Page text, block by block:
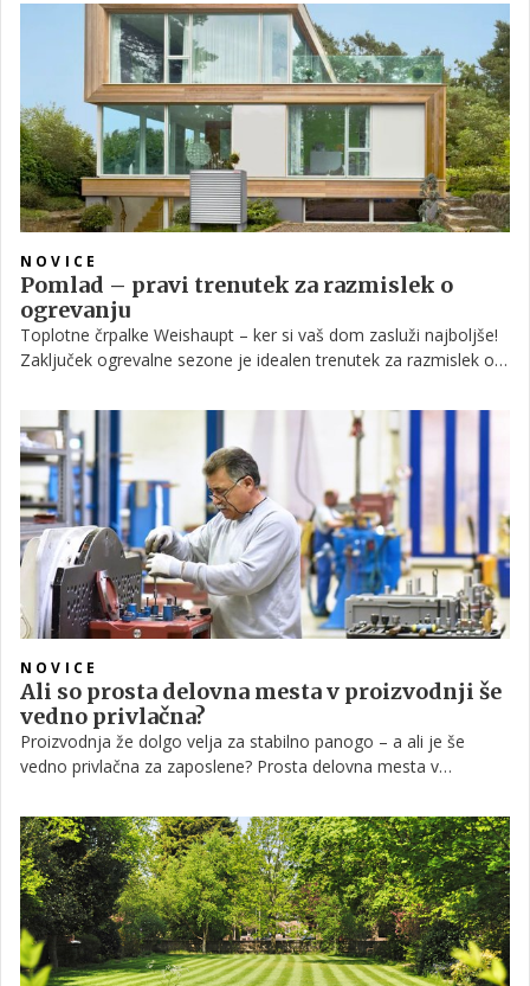
NOVICE
Pomlad – pravi trenutek za razmislek o
ogrevanju
Toplotne črpalke Weishaupt – ker si vaš dom zasluži najboljše!
Zaključek ogrevalne sezone je idealen trenutek za razmislek o
čas, ko lahko brez naglice preverite delovanje sistema,
načrtujete izboljšave in sprejmete dolgoročno boljše odločitve.
NOVICE
Ali so prosta delovna mesta v proizvodnji še
vedno privlačna?
Proizvodnja že dolgo velja za stabilno panogo – a ali je še
vedno privlačna za zaposlene? Prosta delovna mesta v
tudi izzive. Preverite, kaj lahko pričakujete in na kaj morate biti
pozorni.